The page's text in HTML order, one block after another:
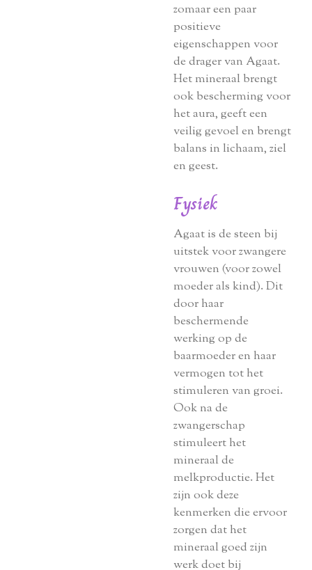
zomaar een paar
positieve
eigenschappen voor
de drager van Agaat.
Het mineraal brengt
ook bescherming voor
het aura, geeft een
veilig gevoel en brengt
balans in lichaam, ziel
en geest.
Fysiek
Agaat is de steen bij
uitstek voor zwangere
vrouwen (voor zowel
moeder als kind). Dit
door haar
beschermende
werking op de
baarmoeder en haar
vermogen tot het
stimuleren van groei.
Ook na de
zwangerschap
stimuleert het
mineraal de
melkproductie. Het
zijn ook deze
kenmerken die ervoor
zorgen dat het
mineraal goed zijn
werk doet bij